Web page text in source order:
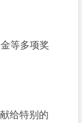
等多项奖
给特别的